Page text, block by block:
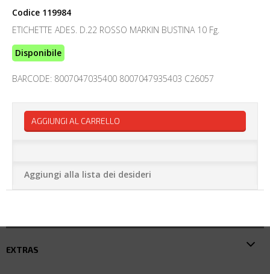
Codice 119984
ETICHETTE ADES. D.22 ROSSO MARKIN BUSTINA 10 Fg.
Disponibile
BARCODE: 8007047035400 8007047935403 C26057
AGGIUNGI AL CARRELLO
Aggiungi alla lista dei desideri
EXTRAS